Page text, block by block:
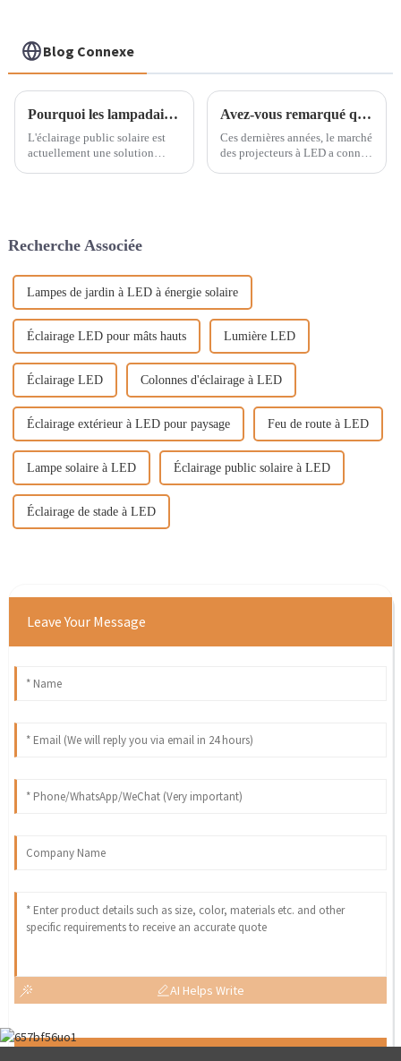
Blog Connexe
Pourquoi les lampadaires solaires doivent-ils dissiper la chaleur ?
L'éclairage public solaire est
actuellement une solution
lampadaires solaires.
Avez-vous remarqué que les projecteurs sont devenus étroitement liés à nos vies ?
Ces dernières années, le marché
des projecteurs à LED a connu
Recherche Associée
Lampes de jardin à LED à énergie solaire
Éclairage LED pour mâts hauts Lumière LED
Éclairage LED Colonnes d'éclairage à LED
Éclairage extérieur à LED pour paysage Feu de route à LED
Lampe solaire à LED Éclairage public solaire à LED
Éclairage de stade à LED
Leave Your Message
AI Helps Write